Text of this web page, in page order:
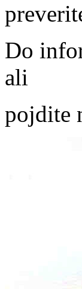
Do
ali
pojdite